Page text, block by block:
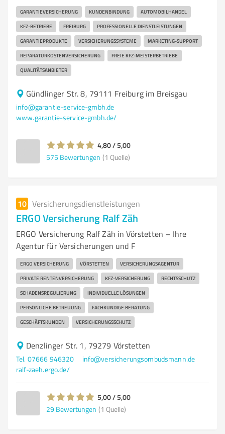
GARANTIEVERSICHERUNG KUNDENBINDUNG AUTOMOBILHANDEL
KFZ-BETRIEBE FREIBURG PROFESSIONELLE DIENSTLEISTUNGEN
GARANTIEPRODUKTE VERSICHERUNGSSYSTEME MARKETING-SUPPORT
REPARATURKOSTENVERSICHERUNG FREIE KFZ-MEISTERBETRIEBE
QUALITÄTSANBIETER
Gündlinger Str. 8, 79111 Freiburg im Breisgau
info@garantie-service-gmbh.de
www.garantie-service-gmbh.de/
4,80 / 5,00
575 Bewertungen (1 Quelle)
10 Versicherungsdienstleistungen
ERGO Versicherung Ralf Zäh
ERGO Versicherung Ralf Zäh in Vörstetten – Ihre
Agentur für Versicherungen und F
ERGO VERSICHERUNG VÖRSTETTEN VERSICHERUNGSAGENTUR
PRIVATE RENTENVERSICHERUNG KFZ-VERSICHERUNG RECHTSSCHUTZ
SCHADENSREGULIERUNG INDIVIDUELLE LÖSUNGEN
PERSÖNLICHE BETREUUNG FACHKUNDIGE BERATUNG
GESCHÄFTSKUNDEN VERSICHERUNGSSCHUTZ
Denzlinger Str. 1, 79279 Vörstetten
Tel. 07666 946320
info@versicherungsombudsmann.de
ralf-zaeh.ergo.de/
5,00 / 5,00
29 Bewertungen (1 Quelle)